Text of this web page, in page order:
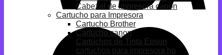
Cabezal de impresora canon
Cartucho para Impresora
Cartucho Brother
Cartucho canon
Cartuchos de Tinta Epson
cartuchos para impresora hp